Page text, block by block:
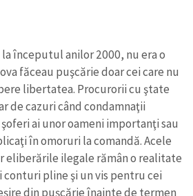
la începutul anilor 2000, nu era o
făceau puşcărie doar cei care nu
libertatea. Procurorii cu ştate
de cazuri când condamnaţii
ai unor oameni importanţi sau
în omoruri la comandă. Acele
ilegale rămân o realitate
pline şi un vis pentru cei
din puşcărie înainte de termen